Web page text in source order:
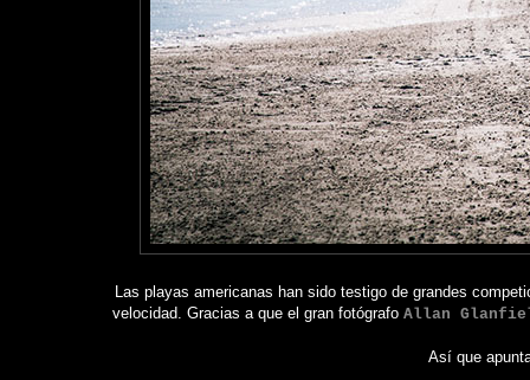
Las playas americanas han sido testigo de grandes
velocidad. Gracias a que el gran fotógrafo Allan
Así que